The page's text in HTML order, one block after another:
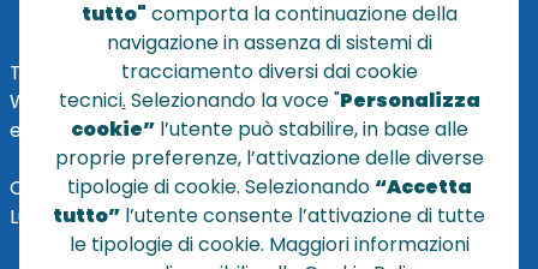
TEL
+39 051 320210
WHATSAPP: +39345 7201724
eMai
vendite@sistersbo.it
Orari Uffici:
Lun - Ven: 08:30 - 18:00
tutto" comporta la continuazione della
navigazione in assenza di sistemi di
tracciamento diversi dai cookie
tecnici. Selezionando la voce "Personalizza
cookie”l’utente può stabilire, in base alle
proprie preferenze, l’attivazione delle diverse
tipologie di cookie. Selezionando “Accetta
tutto” l’utente consente l’attivazione di tutte
le tipologie di cookie. Maggiori informazioni